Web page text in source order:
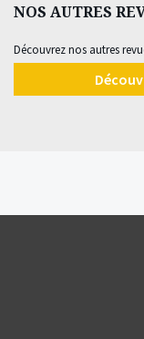
NOS AUTRES
Découvrez nos autres